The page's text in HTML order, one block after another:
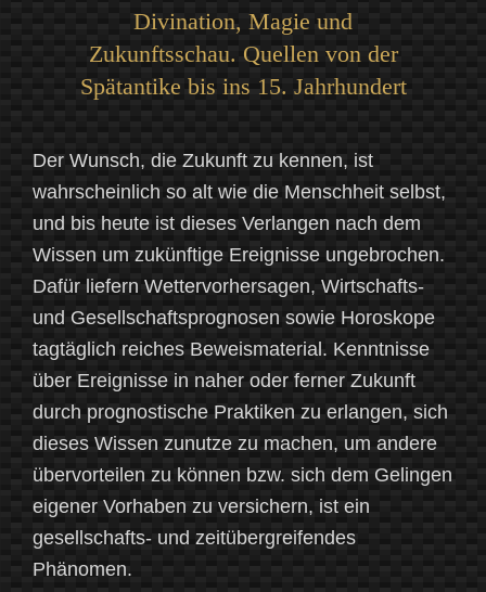
Divination, Magie und
Zukunftsschau. Quellen von der
Spätantike bis ins 15. Jahrhundert
Der Wunsch, die Zukunft zu kennen, ist
wahrscheinlich so alt wie die Menschheit selbst,
und bis heute ist dieses Verlangen nach dem
Wissen um zukünftige Ereignisse ungebrochen.
Dafür liefern Wettervorhersagen, Wirtschafts-
und Gesellschaftsprognosen sowie Horoskope
tagtäglich reiches Beweismaterial. Kenntnisse
über Ereignisse in naher oder ferner Zukunft
durch prognostische Praktiken zu erlangen, sich
dieses Wissen zunutze zu machen, um andere
übervorteilen zu können bzw. sich dem Gelingen
eigener Vorhaben zu versichern, ist ein
gesellschafts- und zeitübergreifendes
Phänomen.